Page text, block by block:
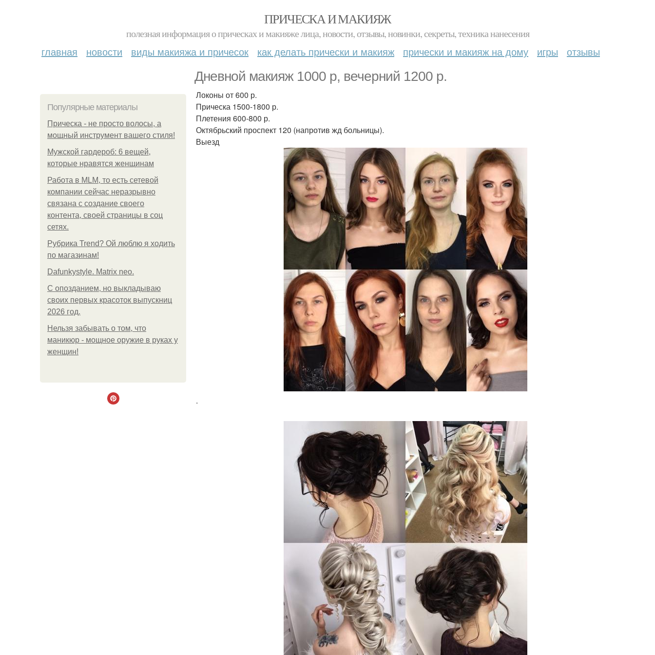
ПРИЧЕСКА И МАКИЯЖ
полезная информация о прическах и макияже лица, новости, отзывы, новинки, секреты, техника нанесения
главная новости виды макияжа и причесок как делать прически и макияж прически и макияж на дому игры отзывы
Дневной макияж 1000 р, вечерний 1200 р.
Популярные материалы
Прическа - не просто волосы, а
мощный инструмент вашего стиля!
Мужской гардероб: 6 вещей,
которые нравятся женщинам
Работа в MLM, то есть сетевой
компании сейчас неразрывно
связана с создание своего
контента, своей страницы в соц
сетях.
Рубрика Trend? Ой люблю я ходить
по магазинам!
Dafunkystyle. Matrix neo.
С опозданием, но выкладываю
своих первых красоток выпускниц
2026 год.
Нельзя забывать о том, что
маникюр - мощное оружие в руках у
женщин!
Локоны от 600 р.
Прическа 1500-1800 р.
Плетения 600-800 р.
Октябрьский проспект 120 (напротив жд больницы).
Выезд
.